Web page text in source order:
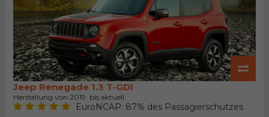
Jeep Renegade 1.3 T-GDI
Herstellung von 2019. bis aktuell
EuroNCAP: 87% des Passagierschutzes